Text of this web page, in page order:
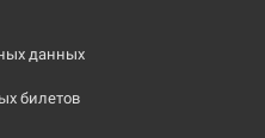
данных
билетов